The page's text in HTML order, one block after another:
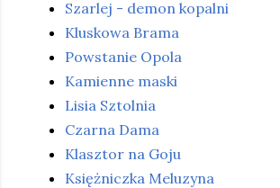
Szarlej - demon kopalni
Kluskowa Brama
Powstanie Opola
Kamienne maski
Lisia Sztolnia
Czarna Dama
Klasztor na Goju
Księżniczka Meluzyna